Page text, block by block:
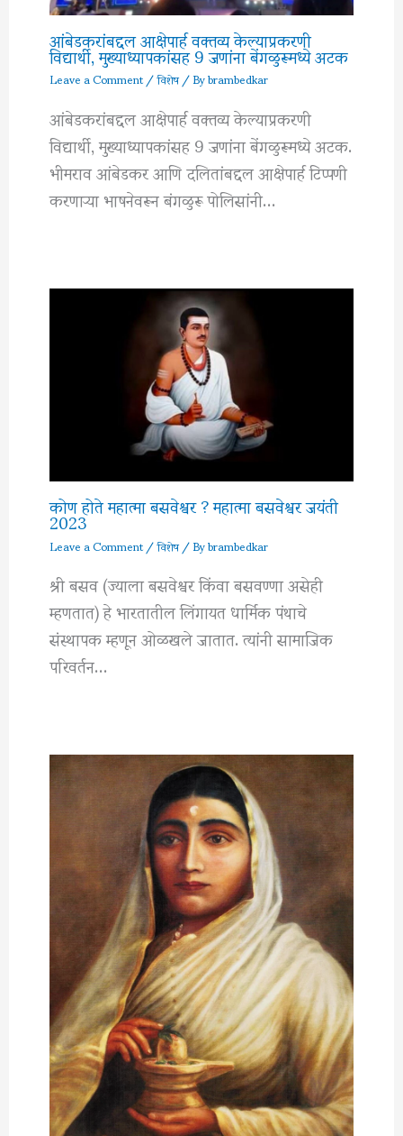
आंबेडकरांबद्दल आक्षेपार्ह वक्तव्य केल्याप्रकरणी
विद्यार्थी, मुख्याध्यापकांसह 9 जणांना बेंगळुरूमध्ये अटक
Leave a Comment/विशेष/ Bybrambedkar
आंबेडकरांबद्दल आक्षेपार्ह वक्तव्य केल्याप्रकरणी
विद्यार्थी, मुख्याध्यापकांसह 9 जणांना बेंगळुरूमध्ये अटक.
भीमराव आंबेडकर आणि दलितांबद्दल आक्षेपार्ह टिप्पणी
करणाऱ्या भाषनेवरून बंगळुरू पोलिसांनी…
कोण होते महात्मा बसवेश्वर ? महात्मा बसवेश्वर जयंती
2023
Leave a Comment/विशेष/ Bybrambedkar
श्री बसव (ज्याला बसवेश्वर किंवा बसवण्णा असेही
म्हणतात) हे भारतातील लिंगायत धार्मिक पंथाचे
संस्थापक म्हणून ओळखले जातात. त्यांनी सामाजिक
परिवर्तन…